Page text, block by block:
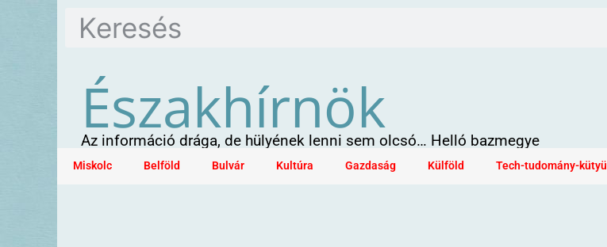
Északhírnök
Az információ drága, de hülyének lenni sem olcsó… Helló bazmegye
Miskolc Belföld Bulvár Kultúra Gazdaság Külföld Tech-tudomány-kütyü